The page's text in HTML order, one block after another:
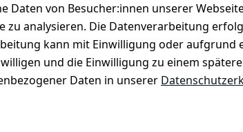
von Besucher:innen unserer Webseite
zu analysieren. Die Datenverarbeitung
kann mit Einwilligung oder aufgrund
und die Einwilligung zu einem
Daten in unserer